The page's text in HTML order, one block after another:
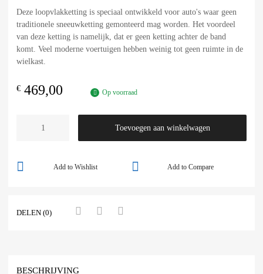
Deze loopvlakketting is speciaal ontwikkeld voor auto's waar geen
traditionele sneeuwketting gemonteerd mag worden. Het voordeel
van deze ketting is namelijk, dat er geen ketting achter de band
komt. Veel moderne voertuigen hebben weinig tot geen ruimte in de
wielkast.
€ 469,00 Op voorraad
Toevoegen aan winkelwagen
Add to Compare
Add to Wishlist
DELEN (0)
BESCHRIJVING